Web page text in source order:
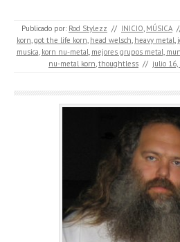
Publicado por: Rod Stylezz // INICIO, MÚSICA
korn,got the life korn, head welsch, heavy metal,
musica, korn nu-metal, mejores grupos metal,
nu-metal korn,thoughtless // julio 16,